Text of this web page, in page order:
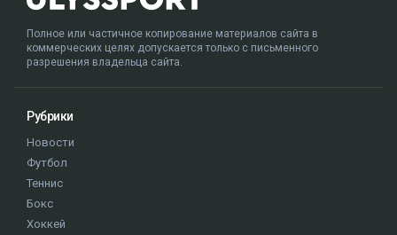
Полное или частичное копирование материалов сайта в
коммерческих целях допускается только с письменного
разрешения владельца сайта.
Рубрики
Новости
Футбол
Теннис
Бокс
Хоккей